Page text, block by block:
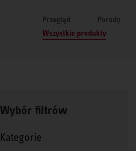
Przegląd Porady
Wszystkie produkty
Wybór filtrów
Kategorie